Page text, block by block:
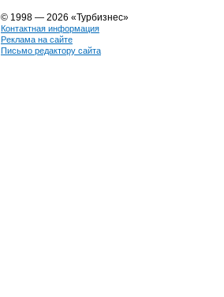
© 1998 — 2026 «Турбизнес»
Контактная информация
Реклама на сайте
Письмо редактору сайта